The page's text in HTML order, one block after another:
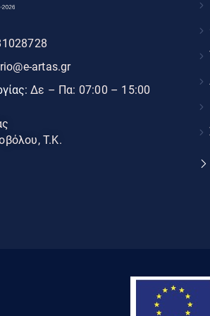
artas.gr
Δε – Πα: 07:00 – 15:00
Τ.Κ.